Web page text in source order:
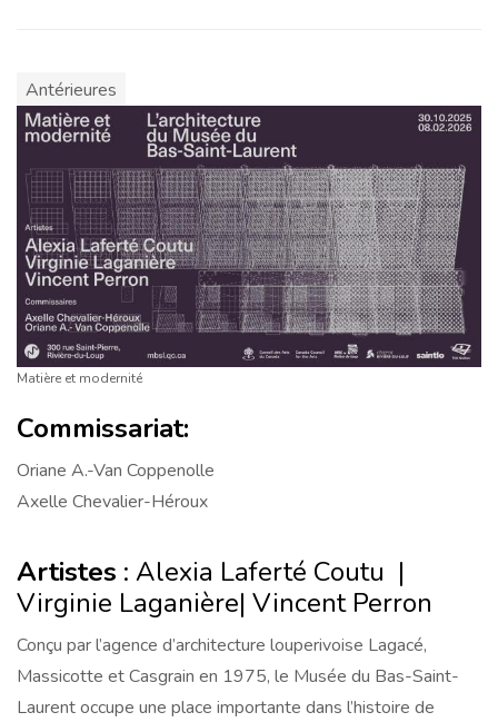
Antérieures
Matière et modernité
Commissariat:
Oriane A.-Van Coppenolle
Axelle Chevalier-Héroux
Artistes : Alexia Laferté Coutu |
Virginie Laganière| Vincent Perron
Conçu par l’agence d’architecture louperivoise Lagacé,
Massicotte et Casgrain en 1975, le Musée du Bas-Saint-
Laurent occupe une place importante dans l’histoire de